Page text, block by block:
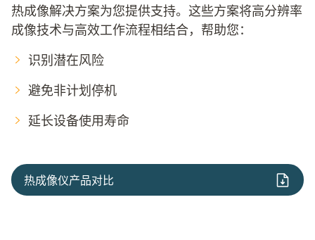
热成像解决方案为您提供支持。这些方案将高分辨率
成像技术与高效工作流程相结合，帮助您：
识别潜在风险
避免非计划停机
延长设备使用寿命
热成像仪产品对比